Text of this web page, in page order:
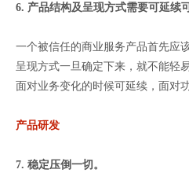
6. 产品结构及呈现方式需要可延续
一个被信任的商业服务产品首先应
呈现方式一旦确定下来，就不能轻
面对业务变化的时候可延续，面对
产品研发
7. 稳定压倒一切。